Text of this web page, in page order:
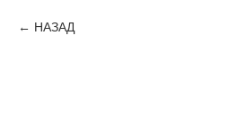
НАЗАД